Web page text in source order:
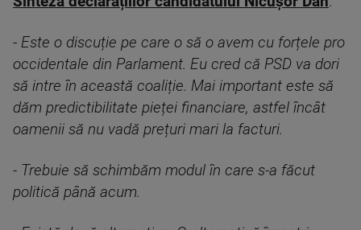
- Este o discuție pe care o să o avem cu forțele pro
occidentale din Parlament. Eu cred că PSD va dori
să intre în această coaliție. Mai important este să
dăm predictibilitate pieței financiare, astfel încât
oamenii să nu vadă prețuri mari la facturi.
- Trebuie să schimbăm modul în care s-a făcut
politică până acum.